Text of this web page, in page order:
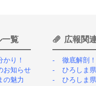
一覧
り！
知らせ
魅力
広報関
徹底解剖
ひろしま
ひろしま